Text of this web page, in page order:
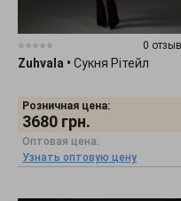
0
Zuhvala • Сукня Рітейл
Розничная цена:
3680 грн.
Оптовая цена:
Узнать оптовую цену